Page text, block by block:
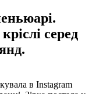
серед
в Instagram